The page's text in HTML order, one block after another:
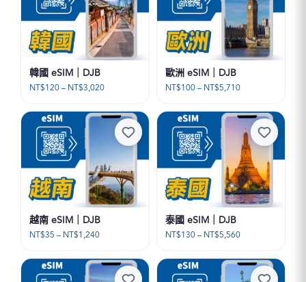
到
NT$3,440
到
NT$4,530
韓國 eSIM｜DJB
NT$120 – NT$3,020價
範
圍：
NT$120
NT$3,020
歐洲 eSIM｜DJB
NT$100 – NT$5,710價
範
圍：
NT$100
到
NT$5,710
越南 eSIM｜DJB
NT$35 – NT$1,240價
範
圍：
泰國 eSIM｜DJB
NT$130 – NT$5,560價
範
圍：